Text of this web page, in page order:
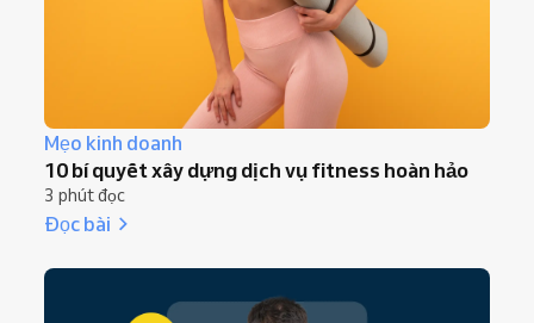
Mẹo kinh doanh
10 bí quyết xây dựng dịch vụ fitness hoàn hảo
3 phút đọc
Đọc bài